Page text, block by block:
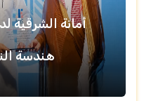
أمانة الشرقية
هندسة